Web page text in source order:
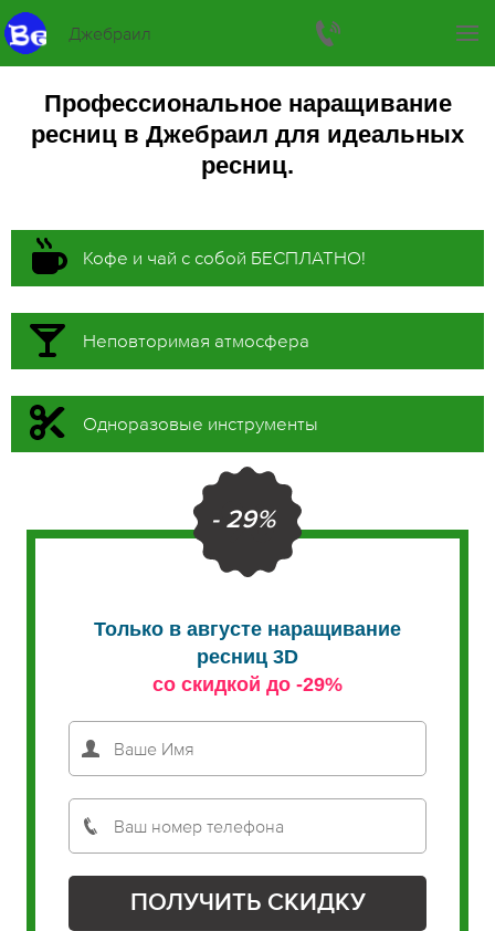
Джебраил
Профессиональное наращивание
ресниц в Джебраил для идеальных
ресниц.
Кофе и чай с собой БЕСПЛАТНО!
Неповторимая атмосфера
Одноразовые инструменты
- 29%
Только в августе наращивание
ресниц 3D
со скидкой до -29%